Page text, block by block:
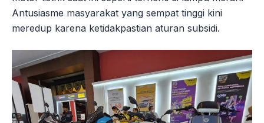
Antusiasme masyarakat yang sempat tinggi kini
meredup karena ketidakpastian aturan subsidi.